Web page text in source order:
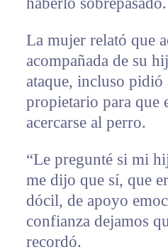
La mujer relató que
acompañada de su
ataque, incluso
propietario para que
acercarse al perro.
“Le pregunté si mi
me dijo que sí, que
dócil, de apoyo
confianza dejamos
recordó.